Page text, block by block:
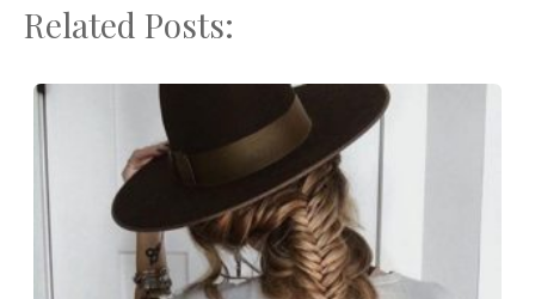
Related Posts: